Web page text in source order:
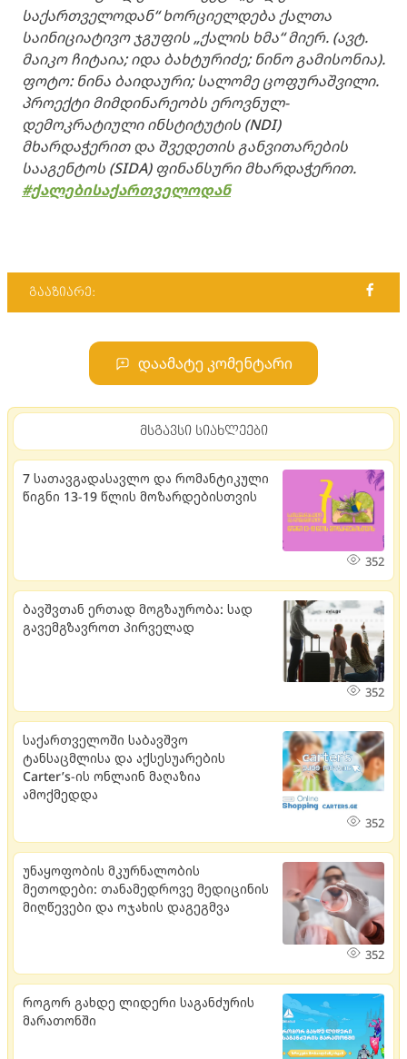
საქართველოდან“ ხორციელდება ქალთა
საინიციატივო ჯგუფის „ქალის ხმა“ მიერ. (ავტ.
მაიკო ჩიტაია; იდა ბახტურიძე; ნინო გამისონია).
ფოტო: ნინა ბაიდაური; სალომე ცოფურაშვილი.
პროექტი მიმდინარეობს ეროვნულ-
დემოკრატიული ინსტიტუტის (NDI)
მხარდაჭერით და შვედეთის განვითარების
სააგენტოს (SIDA) ფინანსური მხარდაჭერით.
#ქალებისაქართველოდან
გააზიარე:
დაამატე კომენტარი
მსგავსი სიახლეები
7 სათავგადასავლო და რომანტიკული
წიგნი 13-19 წლის მოზარდებისთვის
352
ბავშვთან ერთად მოგზაურობა: სად
გავემგზავროთ პირველად
352
საქართველოში საბავშვო
ტანსაცმლისა და აქსესუარების
Carter’s-ის ონლაინ მაღაზია
ამოქმედდა
352
უნაყოფობის მკურნალობის
მეთოდები: თანამედროვე მედიცინის
მიღწევები და ოჯახის დაგეგმვა
352
როგორ გახდე ლიდერი საგანძურის
მარათონში